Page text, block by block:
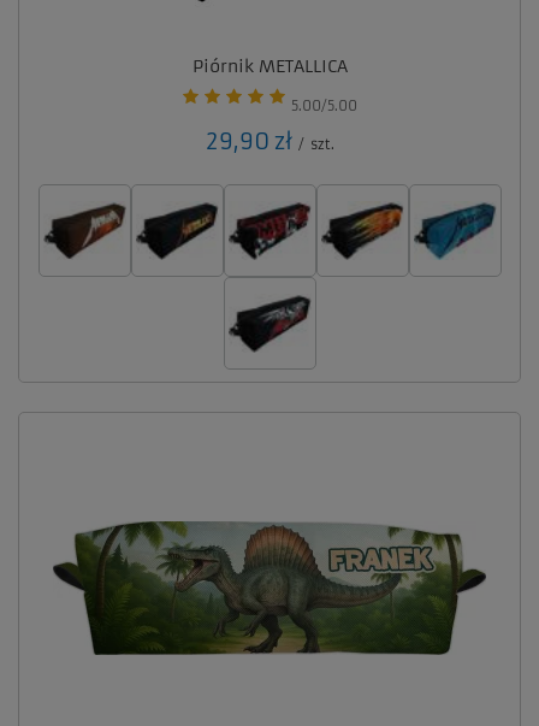
Piórnik METALLICA
5.00/5.00
29,90 zł / szt.